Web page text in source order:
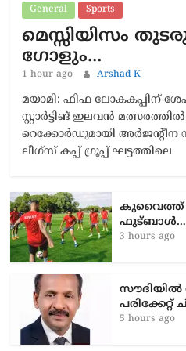
General Sports
മെസ്സിയിസം
ഗോളും…
1 hour ago Arshad K
മയാമി: ഫിഫ ലോകകപ്പിന്
സ്റ്റാർട്ടിങ് ഇലവൻ
റെക്കോർഡുമായി
ലീഗ്‌സ് കപ്പ് ഗ്രൂപ്പ് ഘട്ടത്തിലെ
കുവൈത്ത്
ഫുട്ബാൾ…
3 hours ago
പരിക്കേറ്റ്
5 hours ago